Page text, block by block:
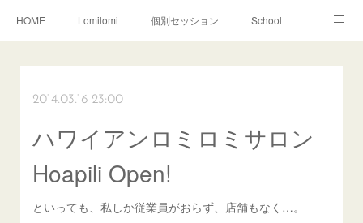
HOME Lomilomi 個別セッション School
School無料説明会
2014.03.16 23:00
ハワイアンロミロミサロン
Hoapili Open!
といっても、私しか従業員がおらず、店舗もなく…。